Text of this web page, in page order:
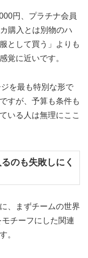
円、プラチナ会員
購入とは別物のハ
として買う」よりも
覚に近いです。
を最も特別な形で
すが、予算も条件も
いる人は無理にここ
のも失敗しにく
、まずチームの世界
チーフにした関連
。